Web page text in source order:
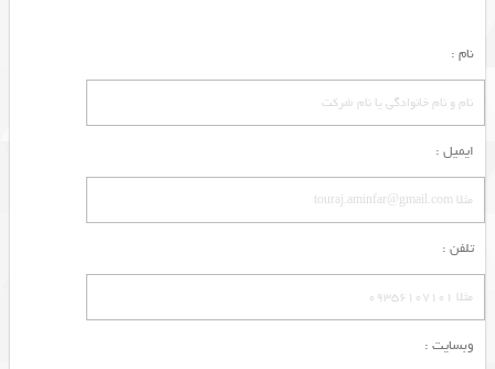
نام :
ایمیل :
تلفن :
وبسایت :